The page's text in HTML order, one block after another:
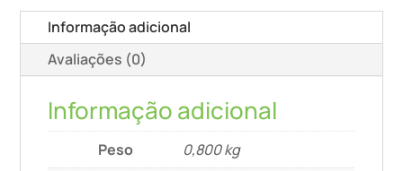
Informação adicional
Avaliações (0)
Informação adicional
Peso
0,800 kg